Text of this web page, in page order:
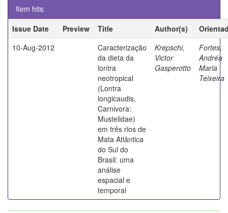
Item hits:
Issue Date
Preview Title Author(s)
10-Aug-2012
Caracterização
da dieta da
lontra
neotropical
(Lontra
longicaudis,
Carnivora:
Mustelidae)
em três rios de
Mata Atlântica
do Sul do
Brasil: uma
análise
espacial e
temporal
Krepschi,
Victor
Gasperotto
Fortes,
Andréa
Maria
Teixeira